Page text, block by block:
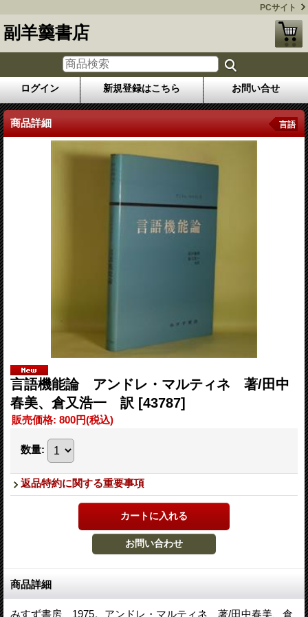
PCサイト
副羊羹書店
ログイン 新規登録はこちら お問い合せ
商品詳細 言語
言語機能論 アンドレ・マルティネ 著/田中
春美、倉又浩一 訳 [43787]
販売価格: 800円(税込)
数量:
返品特約に関する重要事項
商品詳細
みすず書房、1975。アンドレ・マルティネ 著/田中春美、倉